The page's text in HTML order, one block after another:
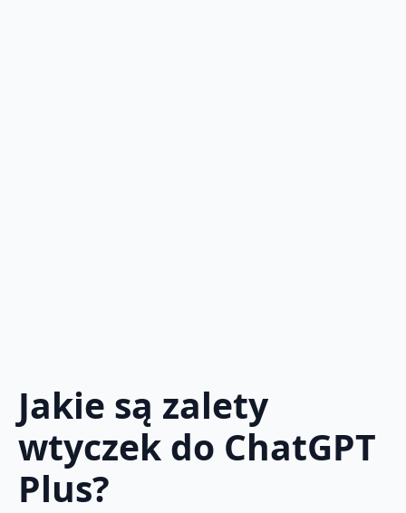
Jakie są zalety
wtyczek do ChatGPT
Plus?